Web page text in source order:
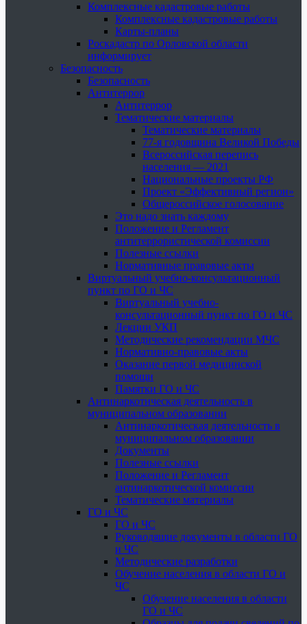
Комплексные кадастровые работы
Комплексные кадастровые работы
Карты-планы
Роскадастр по Орловской области
информирует
Безопасность
Безопасность
Антитеррор
Антитеррор
Тематические материалы
Тематические материалы
77-я годовщина Великой Победы
Всероссийская перепись
населения — 2021
Национальные проекты РФ
Проект «Эффективный регион»
Общероссийское голосование
Это надо знать каждому
Положение и Регламент
антитеррористической комиссии
Полезные ссылки
Нормативные правовые акты
Виртуальный учебно-консультационный
пункт по ГО и ЧС
Виртуальный учебно-
консультационный пункт по ГО и ЧС
Лекции УКП
Методические рекомендации МЧС
Нормативно-правовые акты
Оказание первой медицинской
помощи
Памятки ГО и ЧС
Антинаркотическая деятельность в
муниципальном образовании
Антинаркотическая деятельность в
муниципальном образовании
Документы
Полезные ссылки
Положение и Регламент
антинаркотической комиссии
Тематические материалы
ГО и ЧС
ГО и ЧС
Руководящие документы в области ГО
и ЧС
Методические разработки
Обучение населения в области ГО и
ЧС
Обучение населения в области
ГО и ЧС